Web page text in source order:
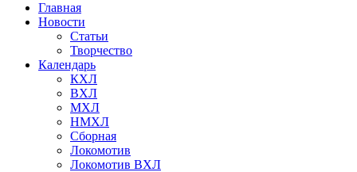
Главная
Новости
Статьи
Творчество
Календарь
КХЛ
ВХЛ
МХЛ
НМХЛ
Сборная
Локомотив
Локомотив ВХЛ